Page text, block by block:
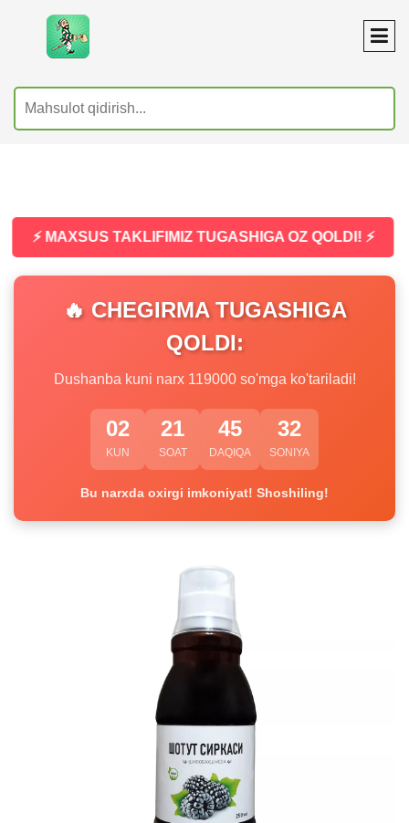
⚡ MAXSUS TAKLIFIMIZ TUGASHIGA OZ QOLDI! ⚡
🔥 CHEGIRMA TUGASHIGA
QOLDI:
Dushanba kuni narx 119000 so'mga ko'tariladi!
02
KUN
21
SOAT
45
DAQIQA
32
SONIYA
Bu narxda oxirgi imkoniyat! Shoshiling!